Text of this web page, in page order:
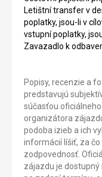
Letištní transfer v
poplatky, jsou-li v
vstupní poplatky,
Zavazadlo k
Popisy, recenzie a
predstavujú
súčasťou
organizátora
podoba izieb a ich
informácií líšiť, za
zodpovednosť.
zájazdu je